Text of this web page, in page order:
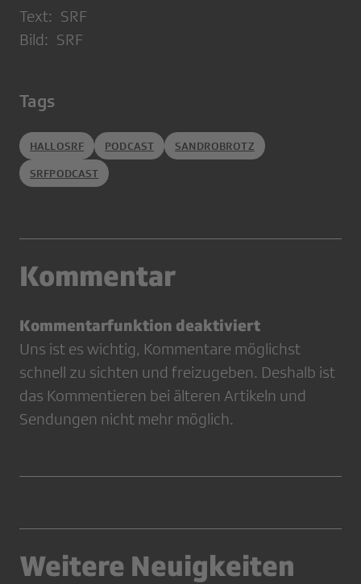
Text: SRF
Bild: SRF
Tags
HALLOSRF PODCAST SANDROBROTZ
SRFPODCAST
Kommentar
Kommentarfunktion deaktiviert
Uns ist es wichtig, Kommentare möglichst
schnell zu sichten und freizugeben. Deshalb ist
das Kommentieren bei älteren Artikeln und
Sendungen nicht mehr möglich.
Weitere Neuigkeiten